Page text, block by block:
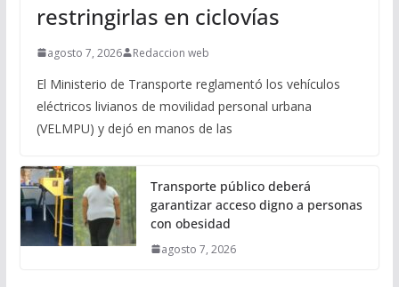
restringirlas en ciclovías
agosto 7, 2026 Redaccion web
El Ministerio de Transporte reglamentó los vehículos
eléctricos livianos de movilidad personal urbana
(VELMPU) y dejó en manos de las
Transporte público deberá
garantizar acceso digno a personas
con obesidad
agosto 7, 2026